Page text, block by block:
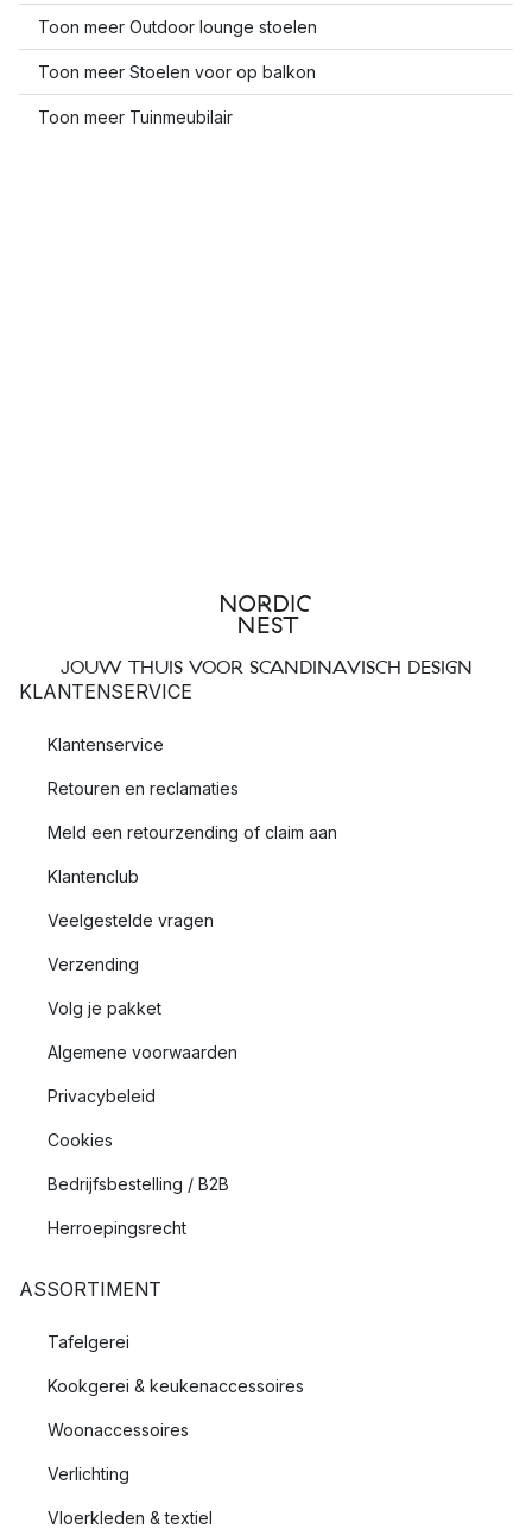
Toon meer Outdoor lounge stoelen
Toon meer Stoelen voor op balkon
Toon meer Tuinmeubilair
JOUW THUIS VOOR SCANDINAVISCH DESIGN
KLANTENSERVICE
Klantenservice
Retouren en reclamaties
Meld een retourzending of claim aan
Klantenclub
Veelgestelde vragen
Verzending
Volg je pakket
Algemene voorwaarden
Privacybeleid
Cookies
Bedrijfsbestelling / B2B
Herroepingsrecht
ASSORTIMENT
Tafelgerei
Kookgerei & keukenaccessoires
Woonaccessoires
Verlichting
Vloerkleden & textiel